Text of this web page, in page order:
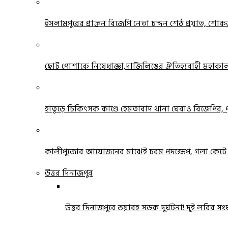
ইসলামপুরের প্রাক্তন বিজেপি নেতা চন্দন শেঠ প্রয়াত,
ছোট পোশাকে নিষেধাজ্ঞা,দার্জিলিঙের ঐতিহ্যবাহী
হাতুড়ে চিকিৎসক কাণ্ডে হেমতাবাদ থানা ঘেরাও বিজেপির,
কালীপুজোর আয়োজনের মাঝেই চরম পদক্ষেপ, গলা কেটে
উত্তর দিনাজপুর
উত্তর দিনাজপুরে ভয়াবহ সড়ক দুর্ঘটনা! দুই লরির